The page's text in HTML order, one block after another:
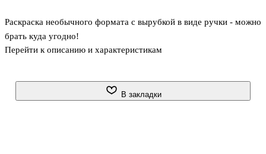
Раскраска необычного формата с вырубкой в виде ручки - можно
брать куда угодно!
Перейти к описанию и характеристикам
В закладки